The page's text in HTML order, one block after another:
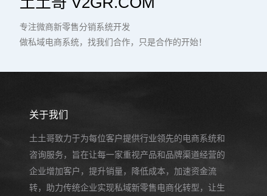
专注微商新零售分销系统开发
做私域电商系统，找我们合作，只是合作的开始！
关于我们
土土哥致力于为每位客户提供行业领先的电商系统和
咨询服务，旨在让每一家重视产品和品牌渠道经营的
企业增加客户，提升销量，降低成本，加速资金流
转，助力传统企业实现私域新零售电商化转型，让生